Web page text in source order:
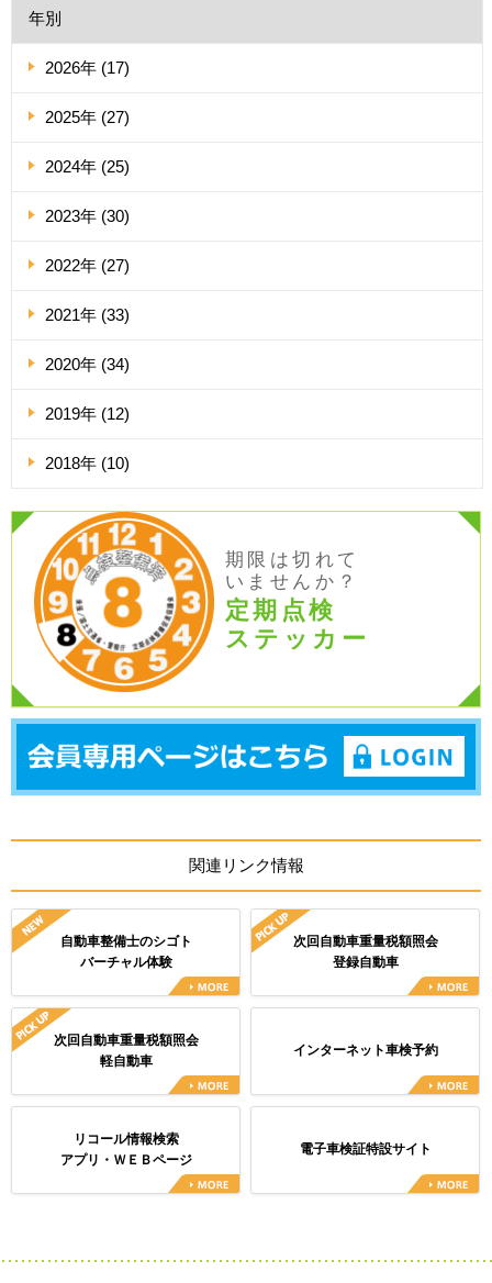
年別
2026年 (17)
2025年 (27)
2024年 (25)
2023年 (30)
2022年 (27)
2021年 (33)
2020年 (34)
2019年 (12)
2018年 (10)
期限は切れて
いませんか？
定期点検
ステッカー
関連リンク情報
自動車整備士のシゴト
バーチャル体験
次回自動車重量税額照会
登録自動車
次回自動車重量税額照会
軽自動車
インターネット車検予約
リコール情報検索
アプリ・ＷＥＢページ
電子車検証特設サイト